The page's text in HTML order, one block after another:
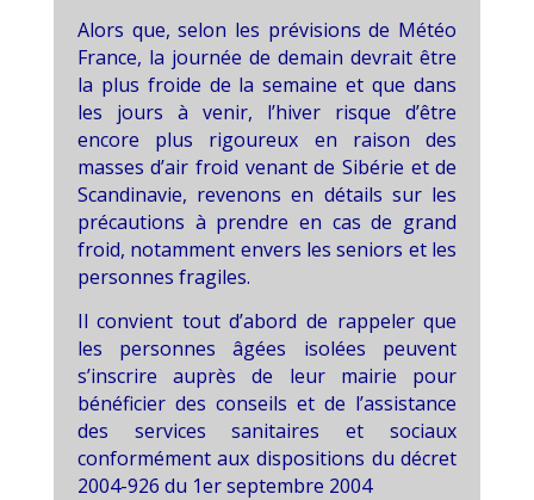
Alors que, selon les prévisions de Météo
France, la journée de demain devrait être
la plus froide de la semaine et que dans
les
jours à venir, l’hiver risque d’être
encore plus rigoureux en raison des
masses d’air froid venant de Sibérie et de
Scandinavie, revenons en détails sur les
précautions à prendre en cas de grand
froid, notamment envers les seniors et les
personnes fragiles.
Il convient tout d’abord de rappeler que
les personnes âgées isolées peuvent
s’inscrire auprès de leur mairie pour
bénéficier des conseils et de l’assistance
des services sanitaires et sociaux
conformément aux dispositions du décret
2004-926 du 1er septembre 2004